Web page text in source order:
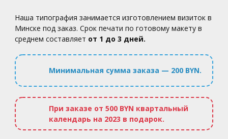
Наша типография занимается изготовлением визиток в
Минске под заказ. Срок печати по готовому макету в
среднем составляет от 1 до 3 дней.
Минимальная сумма заказа — 200 BYN.
При заказе от 500 BYN квартальный
календарь на 2023 в подарок.